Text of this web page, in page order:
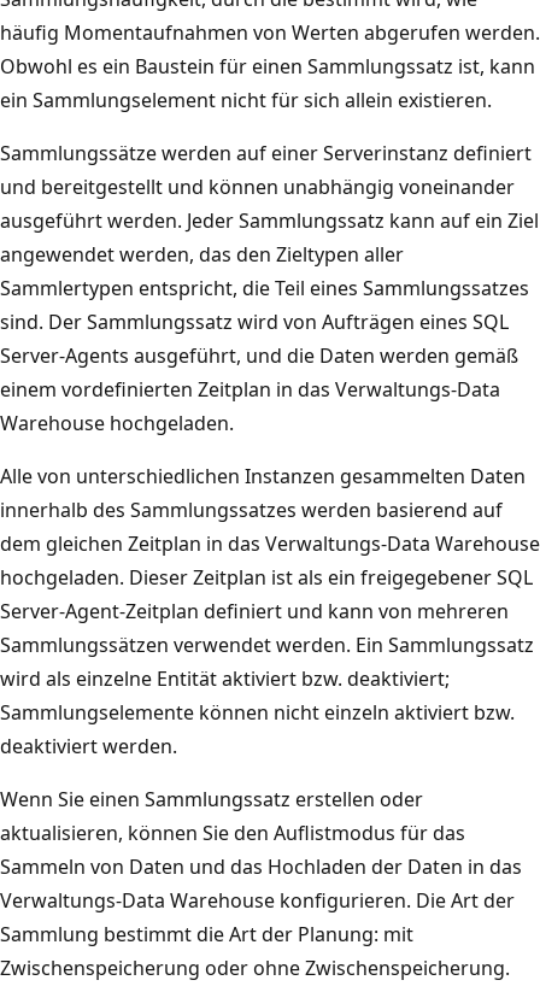
häufig Momentaufnahmen von Werten abgerufen werden.
Obwohl es ein Baustein für einen Sammlungssatz ist, kann
ein Sammlungselement nicht für sich allein existieren.
Sammlungssätze werden auf einer Serverinstanz definiert
und bereitgestellt und können unabhängig voneinander
ausgeführt werden. Jeder Sammlungssatz kann auf ein Ziel
angewendet werden, das den Zieltypen aller
Sammlertypen entspricht, die Teil eines Sammlungssatzes
sind. Der Sammlungssatz wird von Aufträgen eines SQL
Server-Agents ausgeführt, und die Daten werden gemäß
einem vordefinierten Zeitplan in das Verwaltungs-Data
Warehouse hochgeladen.
Alle von unterschiedlichen Instanzen gesammelten Daten
innerhalb des Sammlungssatzes werden basierend auf
dem gleichen Zeitplan in das Verwaltungs-Data Warehouse
hochgeladen. Dieser Zeitplan ist als ein freigegebener SQL
Server-Agent-Zeitplan definiert und kann von mehreren
Sammlungssätzen verwendet werden. Ein Sammlungssatz
wird als einzelne Entität aktiviert bzw. deaktiviert;
Sammlungselemente können nicht einzeln aktiviert bzw.
deaktiviert werden.
Wenn Sie einen Sammlungssatz erstellen oder
aktualisieren, können Sie den Auflistmodus für das
Sammeln von Daten und das Hochladen der Daten in das
Verwaltungs-Data Warehouse konfigurieren. Die Art der
Sammlung bestimmt die Art der Planung: mit
Zwischenspeicherung oder ohne Zwischenspeicherung.